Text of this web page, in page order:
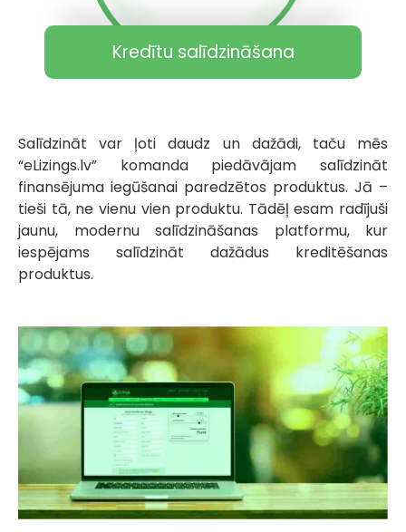
Kredītu salīdzināšana
Salīdzināt var ļoti daudz un dažādi, taču mēs
“eLizings.lv” komanda piedāvājam salīdzināt
finansējuma iegūšanai paredzētos produktus. Jā –
tieši tā, ne vienu vien produktu. Tādēļ esam radījuši
jaunu, modernu salīdzināšanas platformu, kur
iespējams salīdzināt dažādus kreditēšanas
produktus.